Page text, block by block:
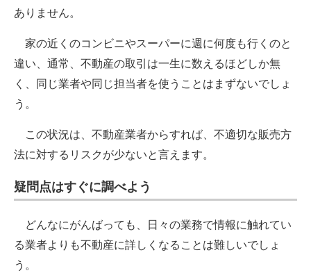
ありません。
家の近くのコンビニやスーパーに週に何度も行くのと
違い、通常、不動産の取引は一生に数えるほどしか無
く、同じ業者や同じ担当者を使うことはまずないでしょ
う。
この状況は、不動産業者からすれば、不適切な販売方
法に対するリスクが少ないと言えます。
疑問点はすぐに調べよう
どんなにがんばっても、日々の業務で情報に触れてい
る業者よりも不動産に詳しくなることは難しいでしょ
う。